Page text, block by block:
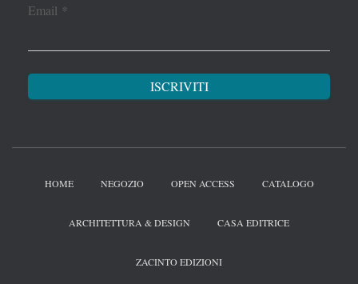
Email *
HOME NEGOZIO OPEN ACCESS CATALOGO
ARCHITETTURA & DESIGN CASA EDITRICE
ZACINTO EDIZIONI